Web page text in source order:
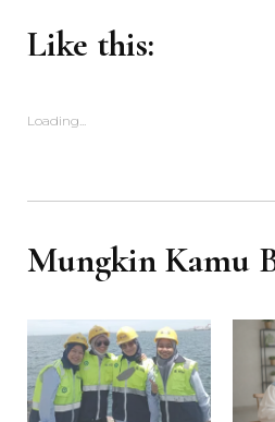
Like this:
Loading...
Mungkin Kamu